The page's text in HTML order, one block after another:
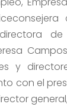
de
y
con el